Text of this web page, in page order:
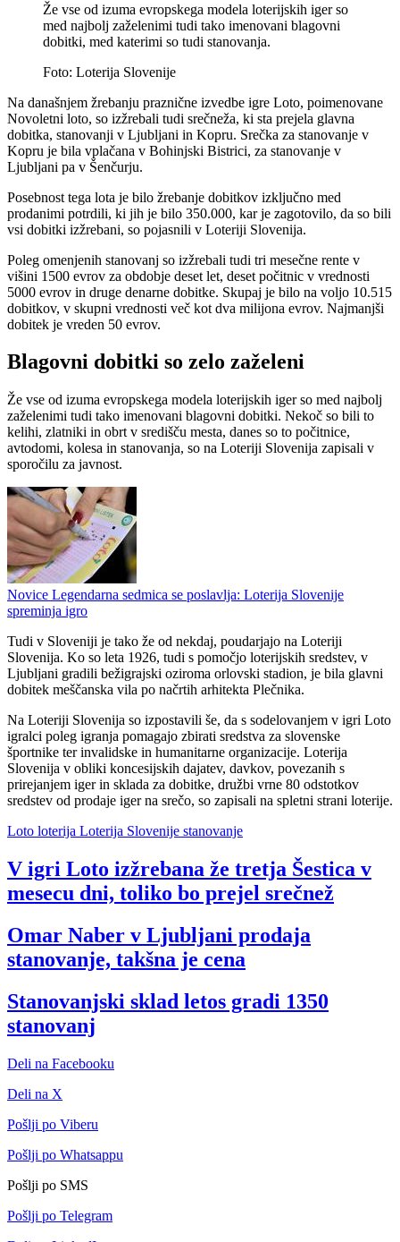
Že vse od izuma evropskega modela loterijskih iger so
med najbolj zaželenimi tudi tako imenovani blagovni
dobitki, med katerimi so tudi stanovanja.
Foto: Loterija Slovenije
Na današnjem žrebanju praznične izvedbe igre Loto, poimenovane
Novoletni loto, so izžrebali tudi srečneža, ki sta prejela glavna
dobitka, stanovanji v Ljubljani in Kopru. Srečka za stanovanje v
Kopru je bila vplačana v Bohinjski Bistrici, za stanovanje v
Ljubljani pa v Šenčurju.
Posebnost tega lota je bilo žrebanje dobitkov izključno med
prodanimi potrdili, ki jih je bilo 350.000, kar je zagotovilo, da so bili
vsi dobitki izžrebani, so pojasnili v Loteriji Slovenija.
Poleg omenjenih stanovanj so izžrebali tudi tri mesečne rente v
višini 1500 evrov za obdobje deset let, deset počitnic v vrednosti
5000 evrov in druge denarne dobitke. Skupaj je bilo na voljo 10.515
dobitkov, v skupni vrednosti več kot dva milijona evrov. Najmanjši
dobitek je vreden 50 evrov.
Blagovni dobitki so zelo zaželeni
Že vse od izuma evropskega modela loterijskih iger so med najbolj
zaželenimi tudi tako imenovani blagovni dobitki. Nekoč so bili to
kelihi, zlatniki in obrt v središču mesta, danes so to počitnice,
avtodomi, kolesa in stanovanja, so na Loteriji Slovenija zapisali v
sporočilu za javnost.
Novice Legendarna sedmica se poslavlja: Loterija Slovenije
spreminja igro
Tudi v Sloveniji je tako že od nekdaj, poudarjajo na Loteriji
Slovenija. Ko so leta 1926, tudi s pomočjo loterijskih sredstev, v
Ljubljani gradili bežigrajski oziroma orlovski stadion, je bila glavni
dobitek meščanska vila po načrtih arhitekta Plečnika.
Na Loteriji Slovenija so izpostavili še, da s sodelovanjem v igri Loto
igralci poleg igranja pomagajo zbirati sredstva za slovenske
športnike ter invalidske in humanitarne organizacije. Loterija
Slovenija v obliki koncesijskih dajatev, davkov, povezanih s
prirejanjem iger in sklada za dobitke, družbi vrne 80 odstotkov
sredstev od prodaje iger na srečo, so zapisali na spletni strani loterije.
Loto loterija Loterija Slovenije stanovanje
V igri Loto izžrebana že tretja Šestica v
mesecu dni, toliko bo prejel srečnež
Omar Naber v Ljubljani prodaja
stanovanje, takšna je cena
Stanovanjski sklad letos gradi 1350
stanovanj
Deli na Facebooku
Deli na X
Pošlji po Viberu
Pošlji po Whatsappu
Pošlji po SMS
Pošlji po Telegram